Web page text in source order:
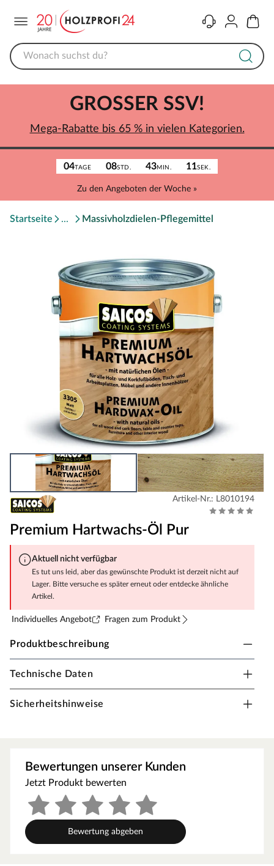
KontaktKonto
04TAGE 08STD. 43MIN. 11SEK.
Zu den Angeboten der Woche »
GROSSER SSV!
Mega-Rabatte bis 65 % in vielen Kategorien.
Startseite Massivholzdielen-Pflegemittel
Artikel-Nr.: L8010194
Premium Hartwachs-Öl Pur
Aktuell nicht verfügbar
Es tut uns leid, aber das gewünschte Produkt ist derzeit nicht auf
Lager. Bitte versuche es später erneut oder entdecke ähnliche
Artikel.
Individuelles Angebot Fragen zum Produkt
Produktbeschreibung
SAICOS Premium Hartwachs-Öl Pur
Premium Hartwachsöl »Pur« bietet Ihnen die gewohnten
Korkfußböden.
Komplette Beschichtung an nur einem Tag möglich.
Für alle Holzflächen geeignet (z.B. Möbel, Treppen,
Arbeitsplatten, etc.)
einfach - ökonomisch - holzgerecht
Technische Daten
Sicherheitshinweise
Bewertungen unserer Kunden
Jetzt Produkt bewerten
Bewertung abgeben